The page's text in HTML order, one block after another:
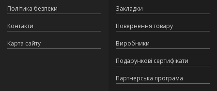
Політика безпеки
Контакти
Карта сайту
Закладки
Повернення товару
Виробники
Подарункові сертифікати
Партнерська програма